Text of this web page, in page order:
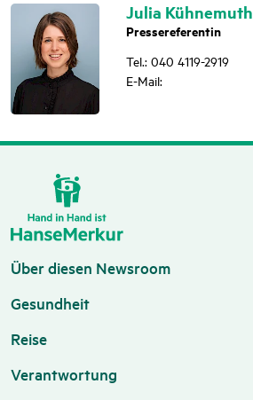
Julia Kühnemuth
Pressereferentin
Tel.: 040 4119-2919
E-Mail:
Über diesen Newsroom
Gesundheit
Reise
Verantwortung